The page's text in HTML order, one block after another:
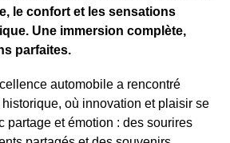
le confort et les sensations
Une immersion complète,
parfaites.
automobile a rencontré
historique, où innovation et plaisir se
partage et émotion : des sourires